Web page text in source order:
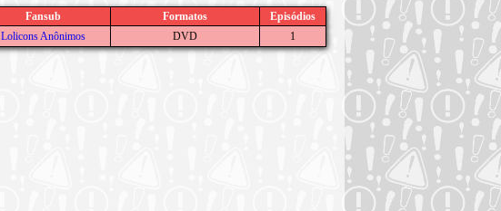
Fansub Formatos
Episódios
Lolicons Anônimos
DVD 1